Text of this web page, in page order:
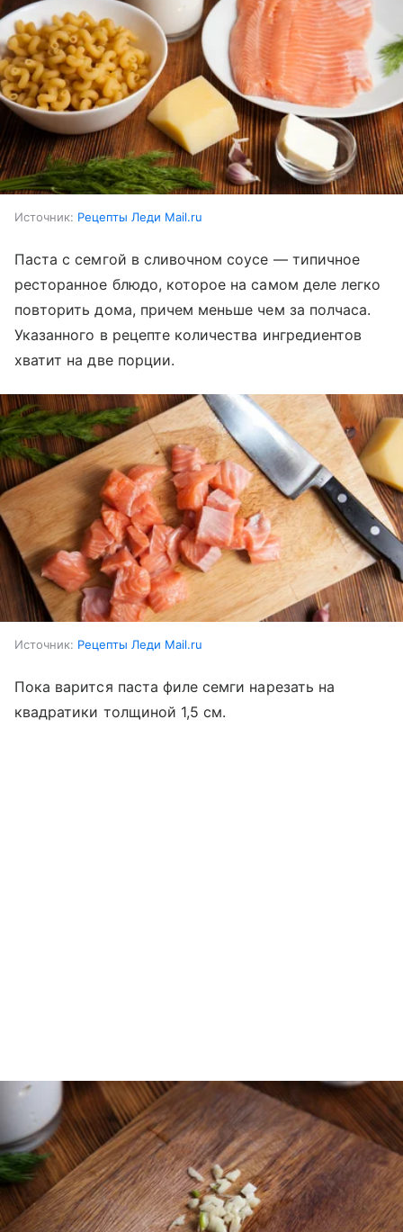
Источник: Рецепты Леди Mail.ru
Паста с семгой в сливочном соусе — типичное
ресторанное блюдо, которое на самом деле легко
повторить дома, причем меньше чем за полчаса.
Указанного в рецепте количества ингредиентов
хватит на две порции.
Источник: Рецепты Леди Mail.ru
Пока варится паста филе семги нарезать на
квадратики толщиной 1,5 см.